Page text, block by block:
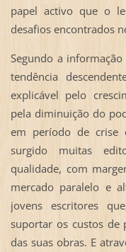
papel activo que o
desafios encontrados
Segundo a
tendência
explicável pelo
pela diminuição do
em período de crise
surgido muitas
qualidade, com
mercado paralelo e
jovens escritores
suportar os custos de
das suas obras. E